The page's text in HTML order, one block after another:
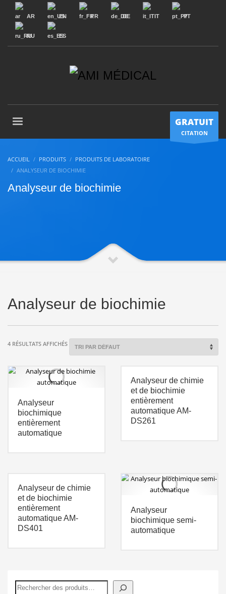
AR EN FR DE IT PT
RU ES
GRATUIT
CITATION
ACCUEIL PRODUITS
PRODUITS DE LABORATOIRE
ANALYSEUR DE BIOCHIMIE
Analyseur de biochimie
Analyseur de biochimie
4 RÉSULTATS AFFICHÉS
Analyseur
biochimique
entièrement
automatique
Analyseur de chimie
et de biochimie
entièrement
automatique AM-
DS261
Analyseur de chimie
et de biochimie
entièrement
automatique AM-
DS401
Analyseur
biochimique semi-
automatique
Rechercher